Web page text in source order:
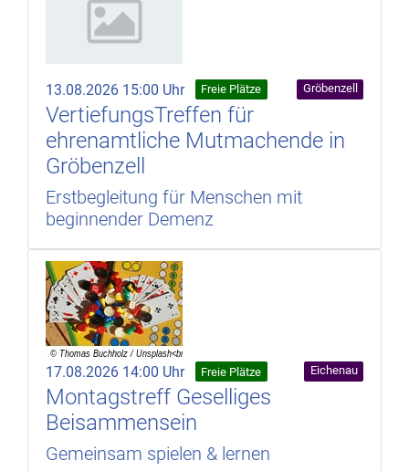
13.08.2026 15:00 Uhr Freie Plätze Gröbenzell
VertiefungsTreffen für
ehrenamtliche Mutmachende in
Gröbenzell
Erstbegleitung für Menschen mit
beginnender Demenz
17.08.2026 14:00 Uhr Freie Plätze Eichenau
Montagstreff Geselliges
Beisammensein
Gemeinsam spielen & lernen